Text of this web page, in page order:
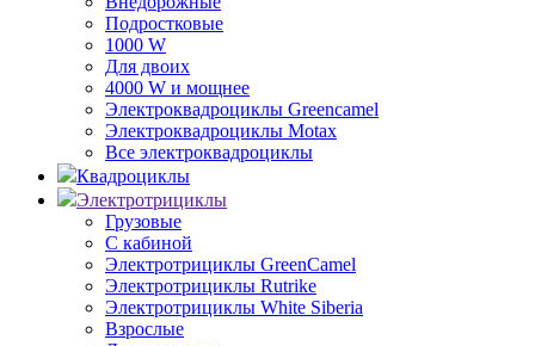
Подростковые
1000 W
Для двоих
4000 W и мощнее
Электроквадроциклы Greencamel
Электроквадроциклы Motax
Все электроквадроциклы
Квадроциклы
Электротрициклы
Грузовые
С кабиной
Электротрициклы GreenCamel
Электротрициклы Rutrike
Электротрициклы White Siberia
Взрослые